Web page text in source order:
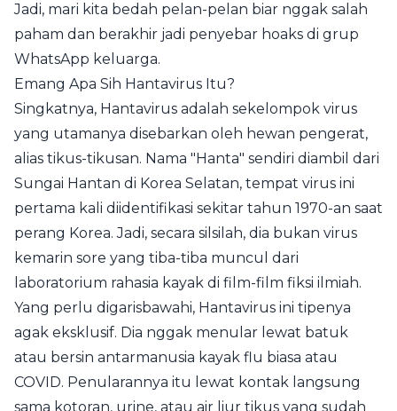
Jadi, mari kita bedah pelan-pelan biar nggak salah
paham dan berakhir jadi penyebar hoaks di grup
WhatsApp keluarga.
Emang Apa Sih Hantavirus Itu?
Singkatnya, Hantavirus adalah sekelompok virus
yang utamanya disebarkan oleh hewan pengerat,
alias tikus-tikusan. Nama "Hanta" sendiri diambil dari
Sungai Hantan di Korea Selatan, tempat virus ini
pertama kali diidentifikasi sekitar tahun 1970-an saat
perang Korea. Jadi, secara silsilah, dia bukan virus
kemarin sore yang tiba-tiba muncul dari
laboratorium rahasia kayak di film-film fiksi ilmiah.
Yang perlu digarisbawahi, Hantavirus ini tipenya
agak eksklusif. Dia nggak menular lewat batuk
atau bersin antarmanusia kayak flu biasa atau
COVID. Penularannya itu lewat kontak langsung
sama kotoran, urine, atau air liur tikus yang sudah